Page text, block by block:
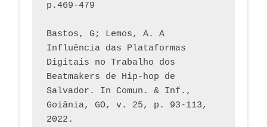
p.469-479
Bastos, G; Lemos, A. A
Influência das Plataformas
Digitais no Trabalho dos
Beatmakers de Hip-hop de
Salvador. In Comun. & Inf.,
Goiânia, GO, v. 25, p. 93-113,
2022.